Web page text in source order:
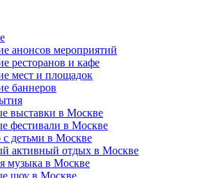
анонсов мероприятий
ресторанов и кафе
мест и площадок
баннеров
выставки в Москве
фестивали в Москве
с детьми в Москве
активный отдых в Москве
музыка в Москве
шоу в Москве